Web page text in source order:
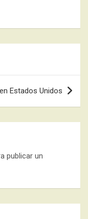
Estados Unidos
publicar un